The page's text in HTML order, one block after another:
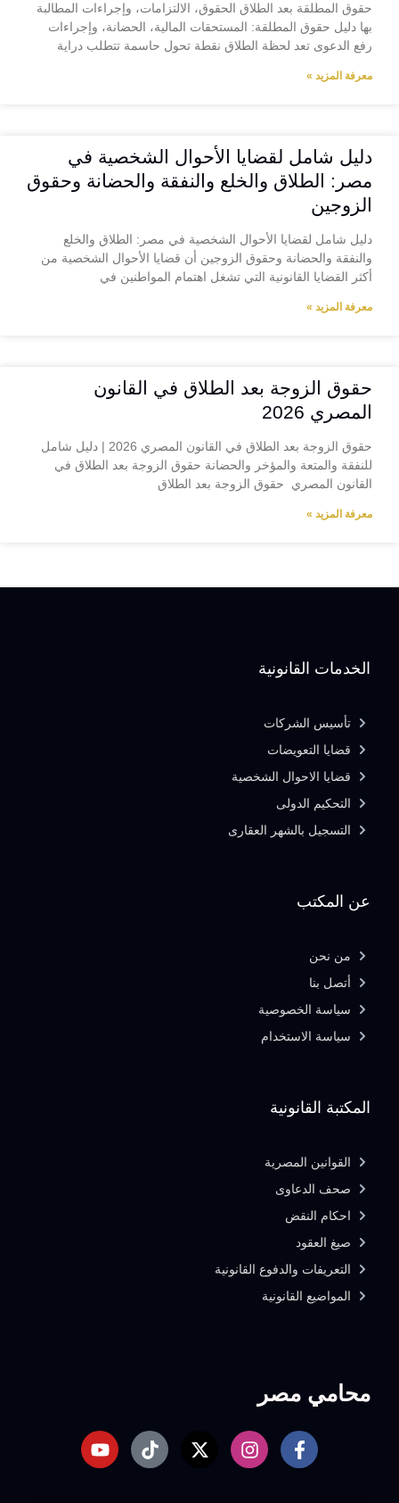
حقوق المطلقة بعد الطلاق الحقوق، الالتزامات، وإجراءات المطالبة
بها دليل حقوق المطلقة: المستحقات المالية، الحضانة، وإجراءات
رفع الدعوى تعد لحظة الطلاق نقطة تحول حاسمة تتطلب دراية
معرفة المزيد »
دليل شامل لقضايا الأحوال الشخصية في
مصر: الطلاق والخلع والنفقة والحضانة وحقوق
الزوجين
دليل شامل لقضايا الأحوال الشخصية في مصر: الطلاق والخلع
والنفقة والحضانة وحقوق الزوجين أن قضايا الأحوال الشخصية من
أكثر القضايا القانونية التي تشغل اهتمام المواطنين في
معرفة المزيد »
حقوق الزوجة بعد الطلاق في القانون
المصري 2026
حقوق الزوجة بعد الطلاق في القانون المصري 2026 | دليل شامل
للنفقة والمتعة والمؤخر والحضانة حقوق الزوجة بعد الطلاق في
القانون المصري حقوق الزوجة بعد الطلاق
معرفة المزيد »
محامي مصر
المكتبة القانونية
القوانين المصرية
صحف الدعاوى
احكام النقض
صيغ العقود
التعريفات والدفوع القانونية
المواضيع القانونية
عن المكتب
من نحن
أتصل بنا
سياسة الخصوصية
سياسة الاستخدام
الخدمات القانونية
تأسيس الشركات
قضايا التعويضات
قضايا الاحوال الشخصية
التحكيم الدولى
التسجيل بالشهر العقارى